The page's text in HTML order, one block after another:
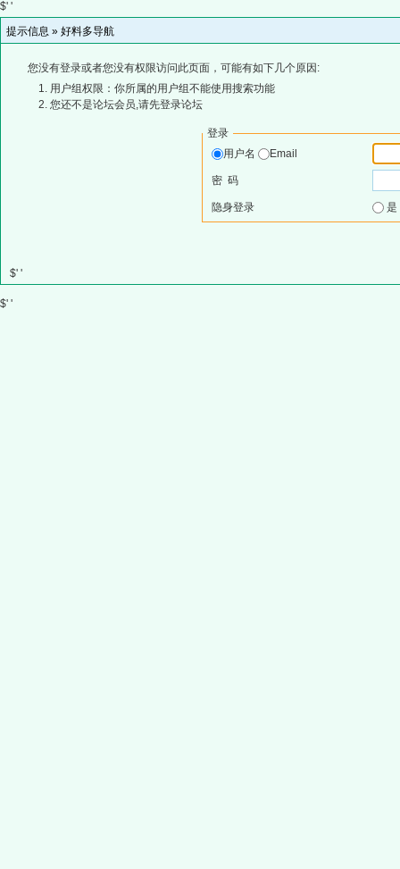
$' '
提示信息 » 好料多导航
您没有登录或者您没有权限访问此页面，可能有如下几个原因:
用户组权限：你所属的用户组不能使用搜索功能
您还不是论坛会员,请先登录论坛
登录
用户名
Email
密 码
隐身登录
$' '
$' '